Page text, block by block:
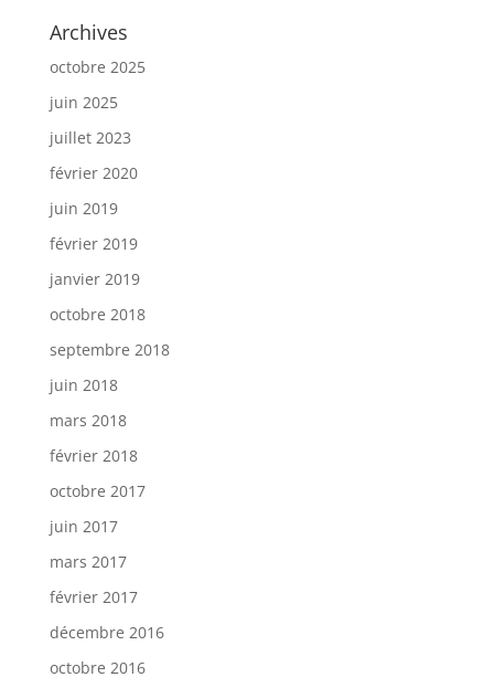
Archives
octobre 2025
juin 2025
juillet 2023
février 2020
juin 2019
février 2019
janvier 2019
octobre 2018
septembre 2018
juin 2018
mars 2018
février 2018
octobre 2017
juin 2017
mars 2017
février 2017
décembre 2016
octobre 2016